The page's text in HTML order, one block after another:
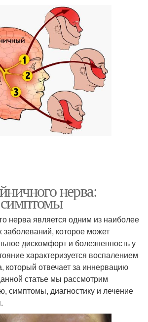
нерва:
нерва является одним из наиболее
заболеваний, которое может
дискомфорт и болезненность у
характеризуется воспалением
который отвечает за иннервацию
статье мы рассмотрим
симптомы, диагностику и лечение